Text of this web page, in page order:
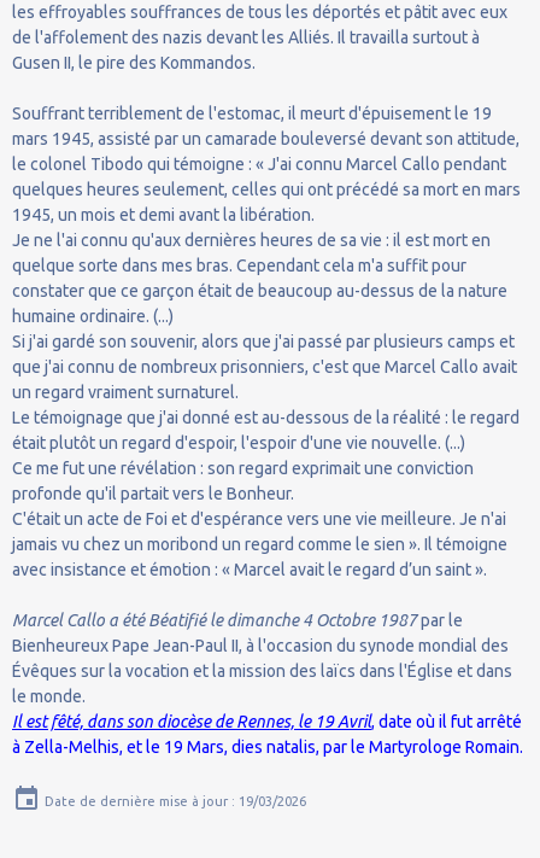
les effroyables souffrances de tous les déportés et pâtit avec eux
de l'affolement des nazis devant les Alliés. Il travailla surtout à
Gusen II, le pire des Kommandos.
Souffrant terriblement de l'estomac, il meurt d'épuisement le 19
mars 1945, assisté par un camarade bouleversé devant son attitude,
le colonel Tibodo qui témoigne : « J'ai connu Marcel Callo pendant
quelques heures seulement, celles qui ont précédé sa mort en mars
1945, un mois et demi avant la libération.
Je ne l'ai connu qu'aux dernières heures de sa vie : il est mort en
quelque sorte dans mes bras. Cependant cela m'a suffit pour
constater que ce garçon était de beaucoup au-dessus de la nature
humaine ordinaire. (...)
Si j'ai gardé son souvenir, alors que j'ai passé par plusieurs camps et
que j'ai connu de nombreux prisonniers, c'est que Marcel Callo avait
un regard vraiment surnaturel.
Le témoignage que j'ai donné est au-dessous de la réalité : le regard
était plutôt un regard d'espoir, l'espoir d'une vie nouvelle. (...)
Ce me fut une révélation : son regard exprimait une conviction
profonde qu'il partait vers le Bonheur.
C'était un acte de Foi et d'espérance vers une vie meilleure. Je n'ai
jamais vu chez un moribond un regard comme le sien ». Il témoigne
avec insistance et émotion : « Marcel avait le regard d’un saint ».
Marcel Callo a été Béatifié le dimanche 4 Octobre 1987par le
Bienheureux Pape Jean-Paul II, à l'occasion du synode mondial des
Évêques sur la vocation et la mission des laïcs dans l'Église et dans
le monde.
Il est fêté, dans son diocèse de Rennes, le 19 Avril, date où il fut arrêté
à Zella-Melhis, et le 19 Mars, dies natalis, par le Martyrologe Romain.
Date de dernière mise à jour : 19/03/2026